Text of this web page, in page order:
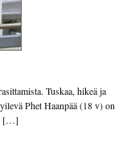
Tuskaa, hikeä ja
Phet Haanpää (18 v) on
[…]